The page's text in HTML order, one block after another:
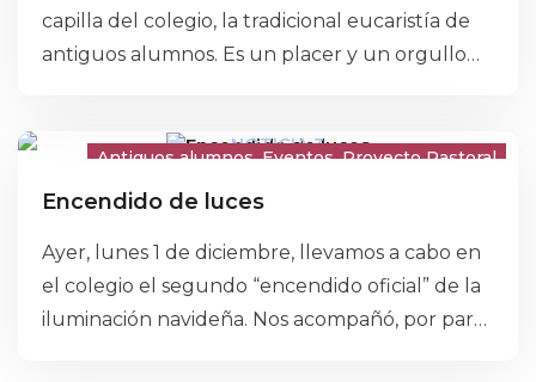
capilla del colegio, la tradicional eucaristía de
antiguos alumnos. Es un placer y un orgullo
alumnos, mantienen sus vínculos con el
colegio y sus compañeros. Os damos a todos la
repitiendo esta experiencia.
Antiguos alumnos Eventos Proyecto Pastoral
Encendido de luces
Ayer, lunes 1 de diciembre, llevamos a cabo en
el colegio el segundo “encendido oficial” de la
iluminación navideña. Nos acompañó, por parte